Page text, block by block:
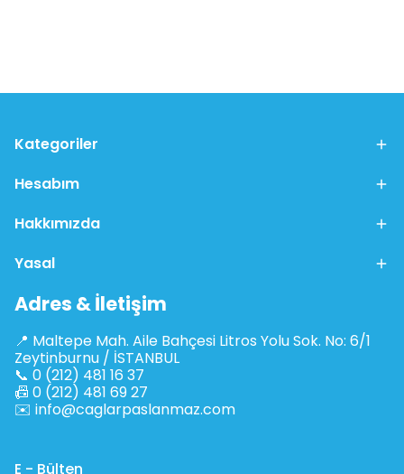
Kategoriler
Hesabım
Hakkımızda
Yasal
Adres & İletişim
📍 Maltepe Mah. Aile Bahçesi Litros Yolu Sok. No: 6/1
Zeytinburnu / İSTANBUL
📞 0 (212) 481 16 37
📠 0 (212) 481 69 27
✉️ info@caglarpaslanmaz.com
E - Bülten